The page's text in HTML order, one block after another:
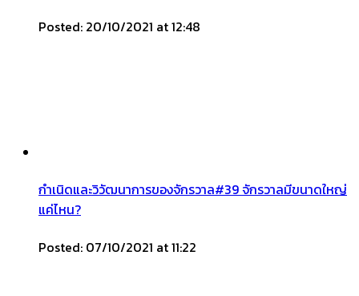
Posted: 20/10/2021 at 12:48
กำเนิดและวิวัฒนาการของจักรวาล#39 จักรวาลมีขนาดใหญ่
แค่ไหน?
Posted: 07/10/2021 at 11:22